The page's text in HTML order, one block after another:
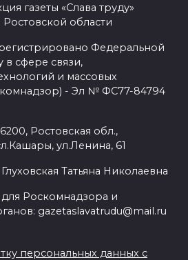
газеты «Слава труду»
области
Федеральной
в сфере связи,
и массовых
- Эл № ФС77-84794
Ростовская обл.,
ул.Ленина, 61
Татьяна Николаевна
Роскомнадзора и
gazetaslavatrudu@mail.ru
персональных данных с